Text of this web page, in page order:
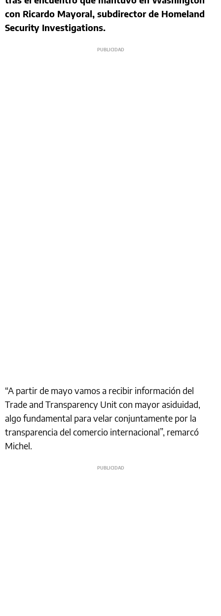
con Ricardo Mayoral, subdirector de Homeland
Security Investigations.
“A partir de mayo vamos a recibir información del
Trade and Transparency Unit con mayor asiduidad,
algo fundamental para velar conjuntamente por la
transparencia del comercio internacional”, remarcó
Michel.